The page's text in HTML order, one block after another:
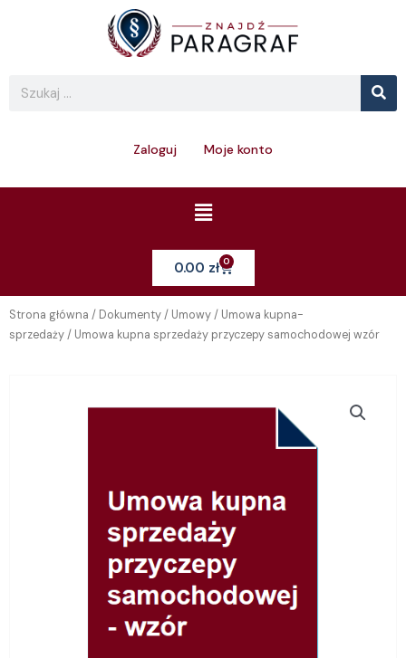
Search
Zaloguj Moje konto
Menu
0.00 zł 0Cart
Strona główna / Dokumenty/ Umowy/ Umowa kupna-
sprzedaży/ Umowa kupna sprzedaży przyczepy samochodowej wzór